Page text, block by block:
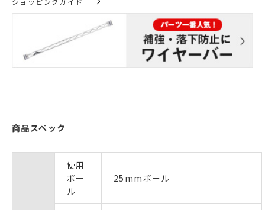
商品スペック
使用
ポー
ル
25mmポール